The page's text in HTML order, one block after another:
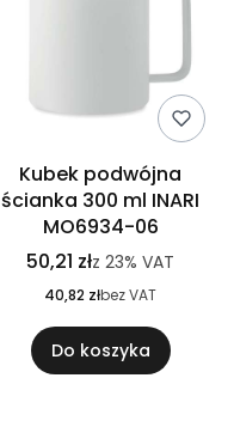
Kubek podwójna
ścianka 300 ml INARI
MO6934-06
50,21 złz 23% VAT
40,82 złbez VAT
Do koszyka